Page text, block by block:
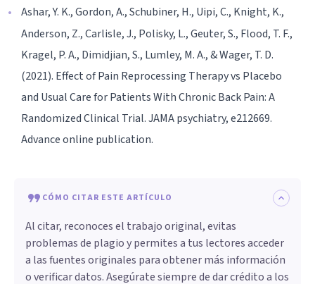
Ashar, Y. K., Gordon, A., Schubiner, H., Uipi, C., Knight, K.,
Anderson, Z., Carlisle, J., Polisky, L., Geuter, S., Flood, T. F.,
Kragel, P. A., Dimidjian, S., Lumley, M. A., & Wager, T. D.
(2021). Effect of Pain Reprocessing Therapy vs Placebo
and Usual Care for Patients With Chronic Back Pain: A
Randomized Clinical Trial. JAMA psychiatry, e212669.
Advance online publication.
CÓMO CITAR ESTE ARTÍCULO
Al citar, reconoces el trabajo original, evitas
problemas de plagio y permites a tus lectores acceder
a las fuentes originales para obtener más información
o verificar datos. Asegúrate siempre de dar crédito a los